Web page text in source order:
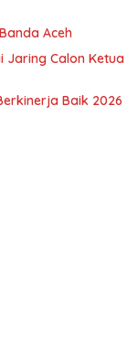
Aceh
Jaring Calon Ketua
Baik 2026